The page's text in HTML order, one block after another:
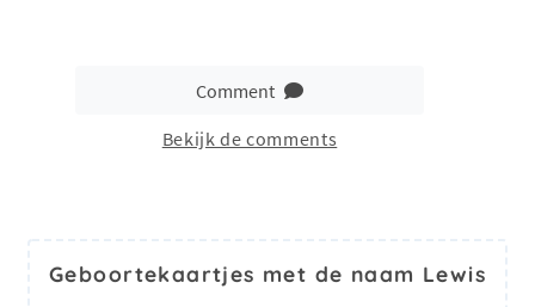
Comment
Bekijk de comments
Geboortekaartjes met de naam Lewis